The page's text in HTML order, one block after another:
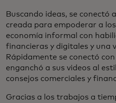
Buscando ideas, se conectó a
creada para empoderar a
economía informal con
financieras y digitales y una
Rápidamente se conectó
enganchó a sus videos al
consejos comerciales y
Gracias a los trabajos a